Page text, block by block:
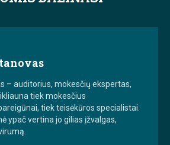
– auditorius, mokesčių ekspertas,
tiek mokesčius
tiek teisėkūros specialistai.
ypač vertina jo gilias įžvalgas,